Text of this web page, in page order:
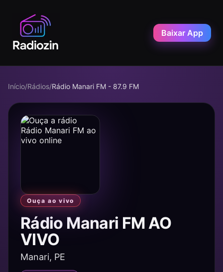
Baixar App
Início/Rádios/Rádio Manari FM - 87.9 FM
Ouça ao vivo
Rádio Manari FM AO
VIVO
Manari, PE